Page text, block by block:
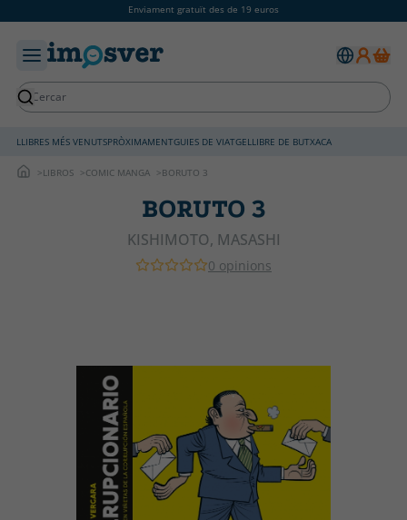
Enviament gratuït des de 19 euros
LLIBRES MÉS VENUTSPRÒXIMAMENTGUIES DE VIATGELLIBRE DE BUTXACA
LIBROS COMIC MANGA BORUTO 3
BORUTO 3
KISHIMOTO, MASASHI
0 opinions